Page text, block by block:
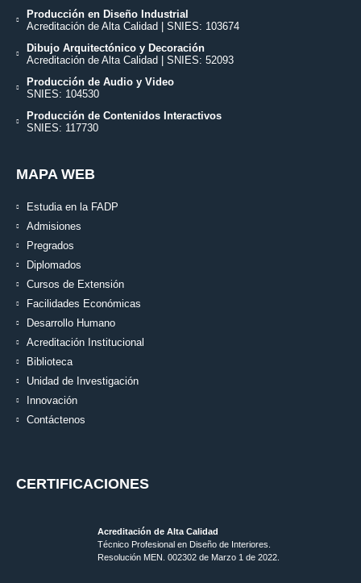
Producción en Diseño Industrial
Acreditación de Alta Calidad | SNIES: 103674
Dibujo Arquitectónico y Decoración
Acreditación de Alta Calidad | SNIES: 52093
Producción de Audio y Video
SNIES: 104530
Producción de Contenidos Interactivos
SNIES: 117730
MAPA WEB
Estudia en la FADP
Admisiones
Pregrados
Diplomados
Cursos de Extensión
Facilidades Económicas
Desarrollo Humano
Acreditación Institucional
Biblioteca
Unidad de Investigación
Innovación
Contáctenos
CERTIFICACIONES
Acreditación de Alta Calidad
Técnico Profesional en Diseño de Interiores.
Resolución MEN. 002302 de Marzo 1 de 2022.